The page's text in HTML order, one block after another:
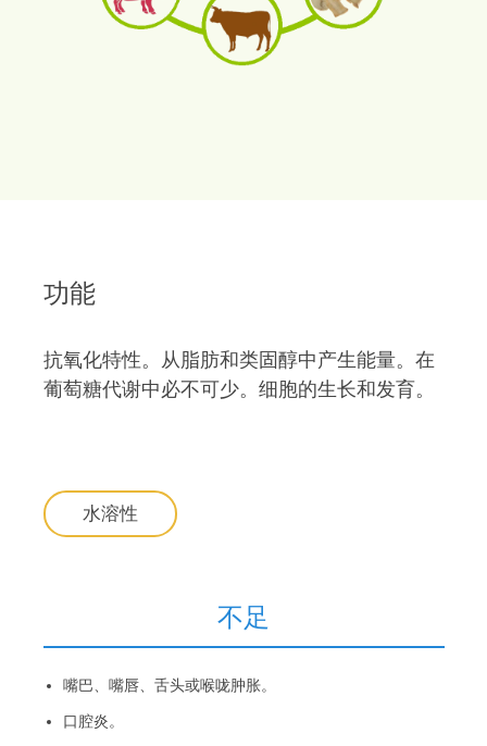
功能
抗氧化特性。从脂肪和类固醇中产生能量。在
葡萄糖代谢中必不可少。细胞的生长和发育。
水溶性
不足
嘴巴、嘴唇、舌头或喉咙肿胀。
口腔炎。